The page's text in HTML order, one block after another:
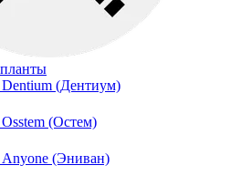
(Дентиум)
(Остем)
(Эниван)